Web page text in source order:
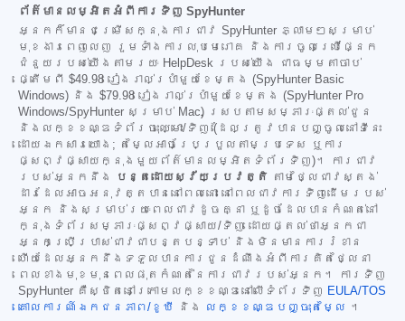
ព័ត៌មានលម្អិតអំពីការទិញ SpyHunter
អ្នកក៏មានជម្រើសក្នុងការជាវ SpyHunter ភ្លាមៗសម្រាប់
មុខងារពេញលេញ រួមទាំងការលុបមេរោគ និងការចូលប្រើផ្នែក
ជំនួយរបស់យើងតាមរយៈ HelpDesk របស់យើង ជាធម្មតាចាប់
ផ្តើមពី $49.98 រៀងរាល់ប្រាំមួយខែម្តង (SpyHunter Basic
Windows) និង $79.98 រៀងរាល់ប្រាំមួយខែម្តង (SpyHunter Pro
Windows/SpyHunter សម្រាប់ Mac) ស្របតាមសម្ភារៈផ្តល់ជូន
និងលក្ខខណ្ឌទំព័រចុះឈ្មោះ/ទិញ (ដែលត្រូវបានបញ្ចូលនៅទីនេះ
ដោយឯកសារយោង; តម្លៃអាចប្រែប្រួលតាមប្រទេស ឬការ
ផ្សព្វផ្សាយក្នុងមួយព័ត៌មានលម្អិតទំព័រទិញ)។ ការជាវ
របស់អ្នកនឹង
បន្តដោយស្វ័យប្រវត្តិ តាមថ្លៃជាវស្តង់
ដារដែលអាចអនុវត្តបាននៅពេលនោះ នៅពេលជាវការទិញដើមរបស់
អ្នក និងសម្រាប់រយៈពេលជាវដូចគ្នា ឬដូចដែលបានកំណត់នៅ
ក្នុងទំព័រសម្ភារៈផ្សព្វផ្សាយ/ទិញ ដោយផ្តល់ថាអ្នកជា
អ្នកប្រើប្រាស់ជាវជាបន្តបន្ទាប់ និងមិនមានការរំខាន
ហើយដែលអ្នកនឹងទទួលបានការជូនដំណឹងអំពីការគិតថ្លៃនា
ពេលខាងមុខមុនពេលផុតកំណត់នៃការជាវរបស់អ្នក។ ការទិញ
SpyHunter គឺស្ថិតនៅក្រោមលក្ខខណ្ឌនៅលើទំព័រទិញ EULA/TOS
គោលការណ៍ឯកជនភាព/ខូឃី
និង លក្ខខណ្ឌបញ្ចុះតម្លៃ ។